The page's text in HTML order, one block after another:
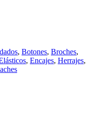
, Botones, Broches,
, Encajes, Herrajes,